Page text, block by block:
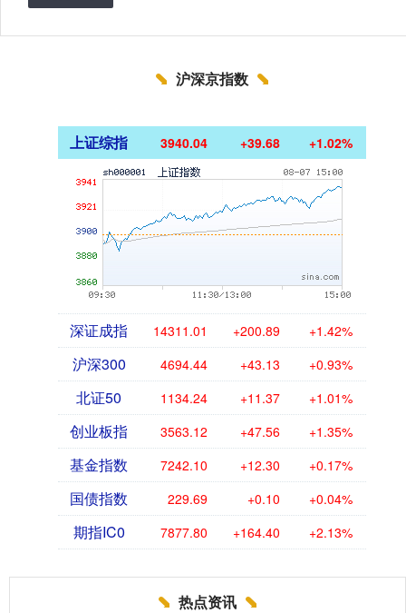
沪深京指数
上证综指 3940.04 +39.68 +1.02%
深证成指 14311.01 +200.89 +1.42%
沪深300 4694.44 +43.13 +0.93%
北证50 1134.24 +11.37 +1.01%
创业板指 3563.12 +47.56 +1.35%
基金指数 7242.10 +12.30 +0.17%
国债指数 229.69 +0.10 +0.04%
期指IC0 7877.80 +164.40 +2.13%
热点资讯